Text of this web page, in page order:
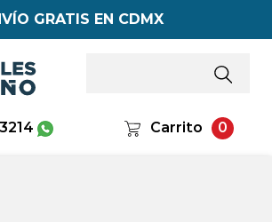
GRATIS EN CDMX
Carrito 0